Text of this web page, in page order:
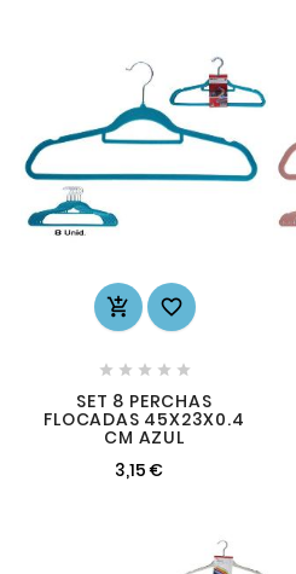
 
    
SET 8 PERCHAS
FLOCADAS 45X23X0.4
CM AZUL
3,15 €